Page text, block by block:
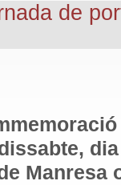
de
Manresa